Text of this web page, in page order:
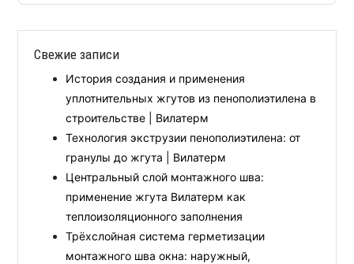
Свежие записи
История создания и применения
уплотнительных жгутов из пенополиэтилена в
строительстве | Вилатерм
Технология экструзии пенополиэтилена: от
гранулы до жгута | Вилатерм
Центральный слой монтажного шва:
применение жгута Вилатерм как
теплоизоляционного заполнения
Трёхслойная система герметизации
монтажного шва окна: наружный,